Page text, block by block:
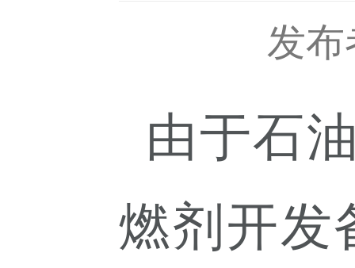
发布
由于石
燃剂开发